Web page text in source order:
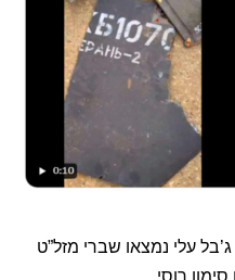
עלי נמצאו שברי מזל”ט